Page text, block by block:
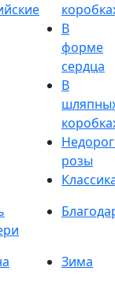
В
форме
сердца
В
розы
Зима